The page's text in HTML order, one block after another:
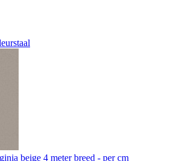
beige 4 meter breed - per cm